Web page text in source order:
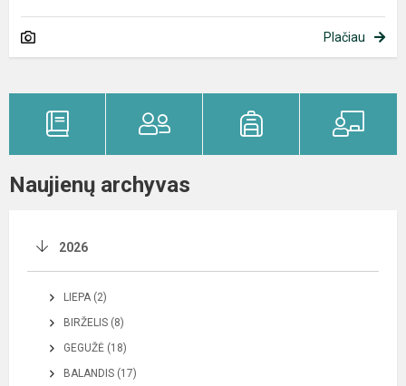
Plačiau
Naujienų archyvas
2026
LIEPA (2)
BIRŽELIS (8)
GEGUŽĖ (18)
BALANDIS (17)